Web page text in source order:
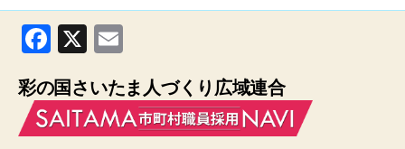
F
c
e
X
ail
彩の国さいたま人づくり広域連合